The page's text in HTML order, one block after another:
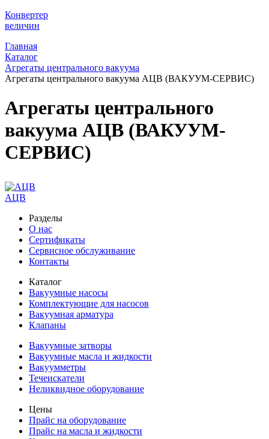
Конвертер
величин
Главная
Каталог
Агрегаты центрального вакуума
Агрегаты центрального вакуума АЦВ (ВАКУУМ-СЕРВИС)
Агрегаты центрального
вакуума АЦВ (ВАКУУМ-
СЕРВИС)
АЦВ
Разделы
О нас
Сертификаты
Сервисное обслуживание
Контакты
Каталог
Вакуумные насосы
Комплектующие для насосов
Вакуумная арматура
Клапаны
Вакуумные затворы
Вакуумные масла и жидкости
Вакуумметры
Течеискатели
Неликвидное оборудование
Цены
Прайс на оборудование
Прайс на масла и жидкости